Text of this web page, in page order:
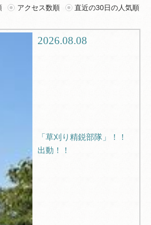
グルメ
アクセス数順 直近の30日の人気順
2026.08.08
「草刈り精鋭部隊」！！
出動！！